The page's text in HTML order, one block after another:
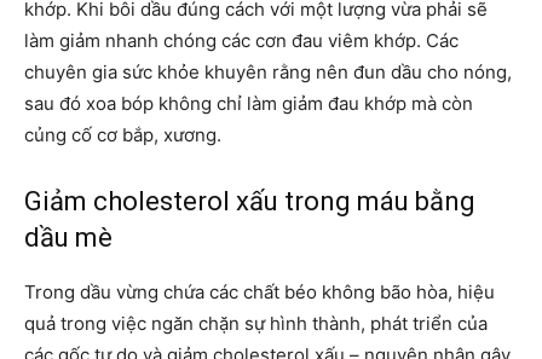
khớp. Khi bôi dầu đúng cách với một lượng vừa phải sẽ
làm giảm nhanh chóng các cơn đau viêm khớp. Các
chuyên gia sức khỏe khuyên rằng nên đun dầu cho nóng,
sau đó xoa bóp không chỉ làm giảm đau khớp mà còn
củng cố cơ bắp, xương.
Giảm cholesterol xấu trong máu bằng
dầu mè
Trong dầu vừng chứa các chất béo không bão hòa, hiệu
quả trong việc ngăn chặn sự hình thành, phát triển của